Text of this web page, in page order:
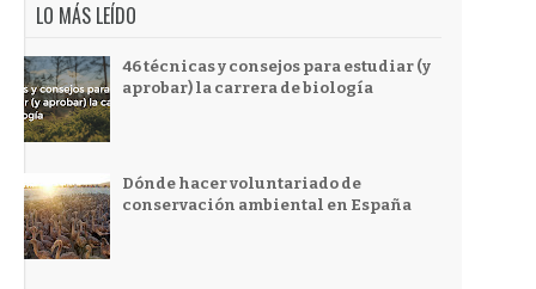
LO MÁS LEÍDO
46 técnicas y consejos para estudiar (y
aprobar) la carrera de biología
Dónde hacer voluntariado de
conservación ambiental en España